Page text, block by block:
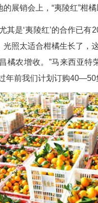
边是红火生产。在
烘干、分级后装箱，
联社种植生产。星
仓屋榜村、岩花村